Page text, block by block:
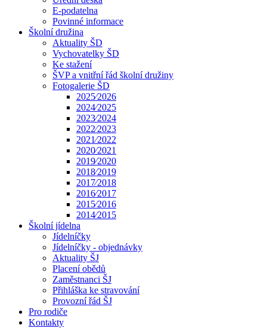
E-podatelna
Povinné informace
Školní družina
Aktuality ŠD
Vychovatelky ŠD
Ke stažení
ŠVP a vnitřní řád školní družiny
Fotogalerie ŠD
2025⁄2026
2024⁄2025
2023⁄2024
2022⁄2023
2021⁄2022
2020⁄2021
2019⁄2020
2018⁄2019
2017⁄2018
2016⁄2017
2015⁄2016
2014⁄2015
Školní jídelna
Jídelníčky
Jídelníčky - objednávky
Aktuality ŠJ
Placení obědů
Zaměstnanci ŠJ
Přihláška ke stravování
Provozní řád ŠJ
Pro rodiče
Kontakty